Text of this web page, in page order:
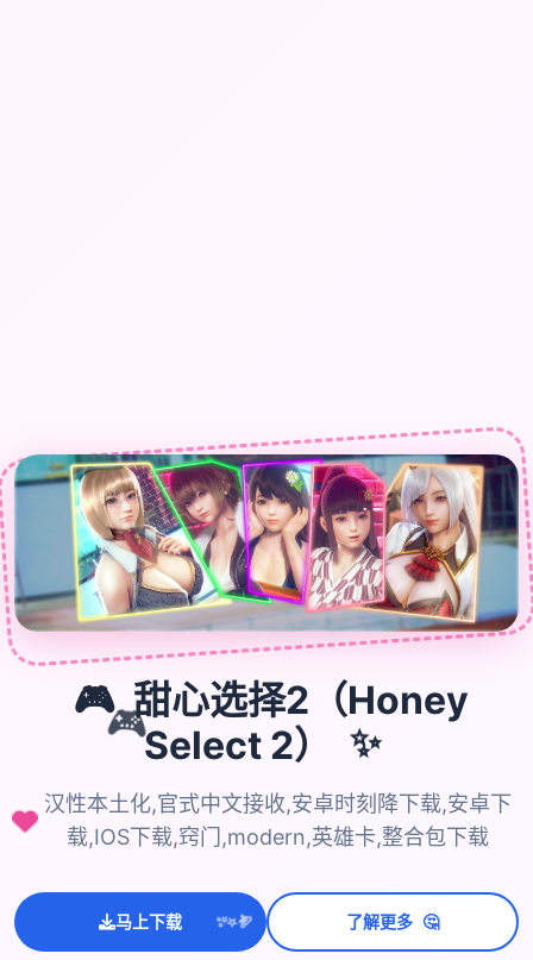
🎮
🎮 甜心选择2（Honey
Select 2）
✨
汉性本土化,官式中文接收,安卓时刻降下载,安卓下
载,IOS下载,窍门,modern,英雄卡,整合包下载
马上下载 ✨
⭐💫 了解更多 🤔